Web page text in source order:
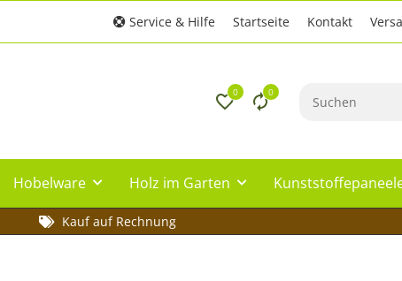
Service & Hilfe Startseite Kontakt
0 0
Hobelware Holz im Garten
Kauf auf Rechnung